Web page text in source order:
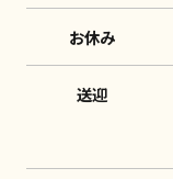
お休み
送迎